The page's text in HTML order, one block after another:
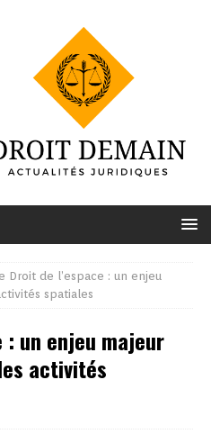
Droit de l’espace : un enjeu
spatiales
: un enjeu majeur
activités